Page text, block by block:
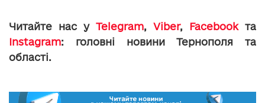
Читайте нас у Telegram, Viber, Facebookта
Instagram: головні новини Тернополя та
області.